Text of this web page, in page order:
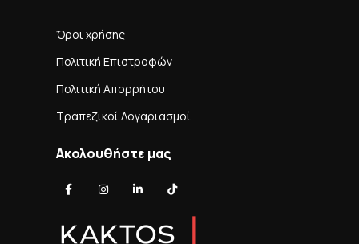
Όροι χρήσης
Πολιτική Επιστροφών
Πολιτική Απορρήτου
Τραπεζικοί Λογαριασμοί
Ακολουθήστε μας